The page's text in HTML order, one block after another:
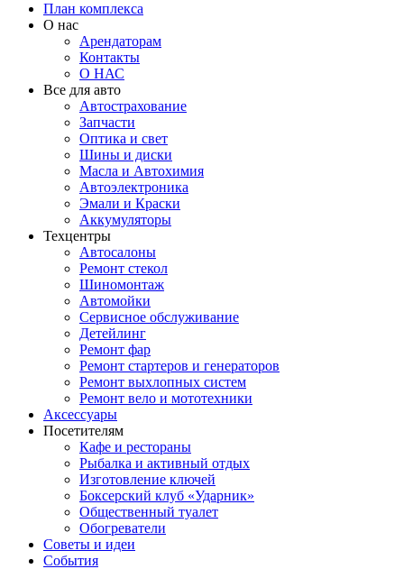
План комплекса
О нас
Арендаторам
Контакты
О НАС
Все для авто
Автострахование
Запчасти
Оптика и свет
Шины и диски
Масла и Автохимия
Автоэлектроника
Эмали и Краски
Аккумуляторы
Техцентры
Автосалоны
Ремонт стекол
Шиномонтаж
Автомойки
Сервисное обслуживание
Детейлинг
Ремонт фар
Ремонт стартеров и генераторов
Ремонт выхлопных систем
Ремонт вело и мототехники
Аксессуары
Посетителям
Кафе и рестораны
Рыбалка и активный отдых
Изготовление ключей
Боксерский клуб «Ударник»
Общественный туалет
Обогреватели
Советы и идеи
События